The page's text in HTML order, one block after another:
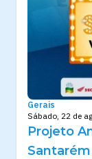
Gerais
Sábado, 22 de
Projeto